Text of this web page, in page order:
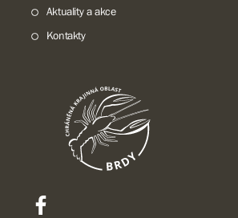
Aktuality a akce
Kontakty